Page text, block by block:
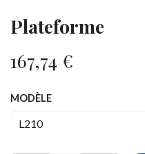
Plateforme
167,74 €
MODÈLE